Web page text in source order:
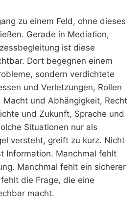
zu einem Feld, ohne dieses
Gerade in Mediation,
ist diese
Dort begegnen einem
sondern verdichtete
und Verletzungen, Rollen
Macht und Abhängigkeit, Recht
und Zukunft, Sprache und
Situationen nur als
versteht, greift zu kurz. Nicht
Information. Manchmal fehlt
Manchmal fehlt ein sicherer
die Frage, die eine
macht.